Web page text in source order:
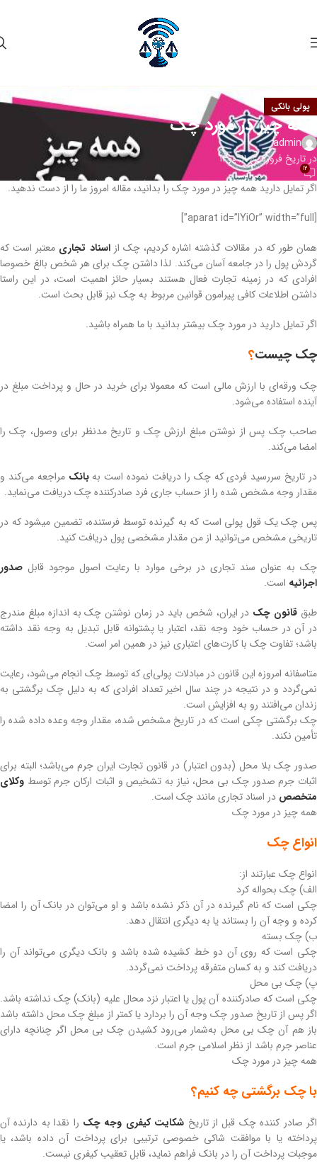
پولی بانکی
همه چیز در مورد چک
admin
در تاریخ فروردین 11, 1400
12
اگر تمایل دارید همه چیز در مورد چک را بدانید، مقاله امروز ما را از دست ندهید.
[aparat id=”IYiOr” width=”full”]
همان طور که در مقالات گذشته اشاره کردیم، چک ازاسناد تجاری معتبر است که
گردش پول را در جامعه آسان می‌کند. لذا داشتن چک برای هر شخص بالغ خصوصا
افرادی که در زمینه تجارت فعال هستند بسیار حائز اهمیت است، در این راستا
داشتن اطلاعات کافی پیرامون قوانین مربوط به چک نیز قابل بحث است.
اگر تمایل دارید در مورد چک بیشتر بدانید با ما همراه باشید.
چک چیست؟
چک ورقه‌ای با ارزش مالی است که معمولا برای خرید در حال و پرداخت مبلغ در
آینده استفاده می‌شود.
صاحب چک پس از نوشتن مبلغ ارزش چک و تاریخ مدنظر برای وصول، چک را
امضا می‌کند.
در تاریخ سررسید فردی که چک را دریافت نموده‌ است بهبانک مراجعه می‌کند و
مقدار وجه مشخص شده را از حساب جاری فرد صادرکننده چک دریافت می‌نماید.
پس چک یک قول پولی است که به گیرنده توسط فرستنده، تضمین میشود که در
تاریخی مشخص می‌توانید از من مقدار مشخصی پول دریافت کنید.
چک به عنوان سند تجاری در برخی موارد با رعایت اصول موجود قابل صدور
اجرائیه‌ است.
طبق قانون چک در ایران، شخص باید در زمان نوشتن چک به اندازه مبلغ مندرج
در آن در حساب خود وجه نقد، اعتبار یا پشتوانه قابل تبدیل به وجه نقد داشته
باشد؛ تفاوت چک با کارت‌های اعتباری نیز در همین امر است.
متاسفانه امروزه این قانون در مبادلات پولی‌ای که توسط چک انجام می‌شود، رعایت
نمی‌گردد و در نتیجه در چند سال اخیر تعداد افرادی که به دلیل چک برگشتی به
زندان می‌افتند رو به افزایش است.
چک برگشتی چکی است که در تاریخ مشخص شده، مقدار وجه وعده داده شده را
تأمین نکند.
صدور چک بلا محل (بدون اعتبار) در قانون تجارت ایران جرم می‌باشد؛ البته برای
اثبات جرم صدور چک بی محل، نیاز به تشخیص و اثبات ارکان جرم توسط وکلای
متخصص در اسناد تجاری مانند چک است.
همه چیز در مورد چک
انواع چک
انواع چک عبارتند از:
الف) چک بحواله کرد
چکی است که نام گیرنده در آن ذکر نشده باشد و او می‌توان در بانک آن را امضا
کرده و وجه آن را بستاند یا به دیگری انتقال دهد.
ب) چک بسته
چکی است که روی آن دو خط کشیده شده باشد و بانک دیگری می‌تواند آن را
دریافت کند و به کسان متفرقه پرداخت نمی‌گردد.
پ) چک بی محل
چکی است که صادرکننده آن پول یا اعتبار نزد محال علیه (بانک) چک نداشته باشد.
اگر پس از تاریخ صدور چک وجه آن را بردارد یا کمتر از مبلغ چک محل داشته باشد
باز هم آن چک بی محل به‌شمار می‌رود کشیدن چک بی محل اگر چنانچه دارای
عناصر جرم باشد از نظر اسلامی جرم است.
همه چیز در مورد چک
با چک برگشتی چه کنیم؟
اگر صادر کننده چک قبل از تاریخ شکایت کیفری وجه چک را نقدا به دارنده آن
پرداخته یا با موافقت شاکی خصوصی ترتیبی برای پرداخت آن داده باشد، یا
موجبات پرداخت آن را در بانک فراهم نماید، قابل تعقیب کیفری نیست.